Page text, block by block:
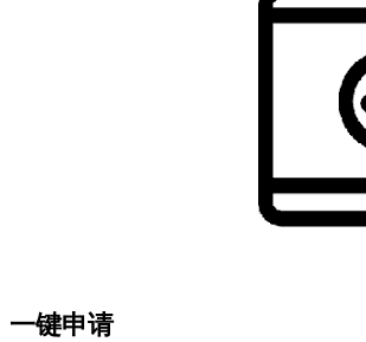
一键申请